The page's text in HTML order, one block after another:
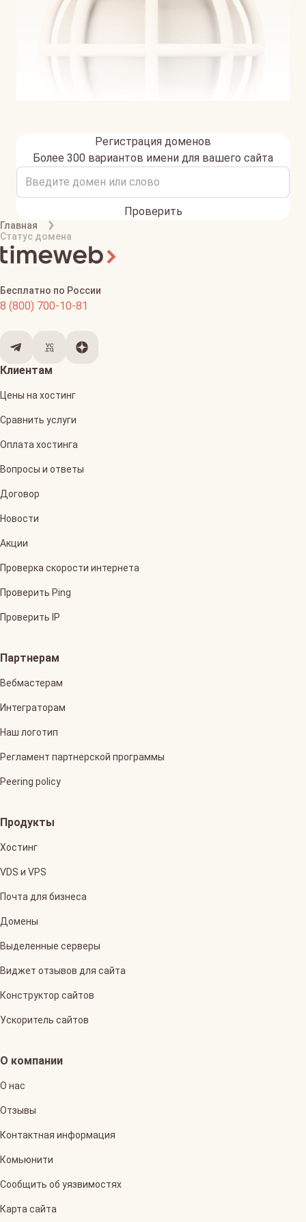
Регистрация доменов
Более 300 вариантов имени для вашего сайта
Проверить
Главная
Статус домена
Бесплатно по России
8 (800) 700-10-81
Клиентам
Цены на хостинг
Сравнить услуги
Оплата хостинга
Вопросы и ответы
Договор
Новости
Акции
Проверка скорости интернета
Проверить Ping
Проверить IP
Партнерам
Вебмастерам
Интеграторам
Наш логотип
Регламент партнерской программы
Peering policy
Продукты
Хостинг
VDS и VPS
Почта для бизнеса
Домены
Выделенные серверы
Виджет отзывов для сайта
Конструктор сайтов
Ускоритель сайтов
О компании
О нас
Отзывы
Контактная информация
Комьюнити
Сообщить об уязвимостях
Карта сайта